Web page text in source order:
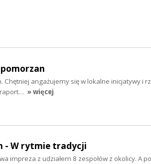
angażujemy się w lokalne inicjatywy i
raport… » więcej
- W rytmie tradycji
impreza z udziałem 8 zespołów z okolicy. A